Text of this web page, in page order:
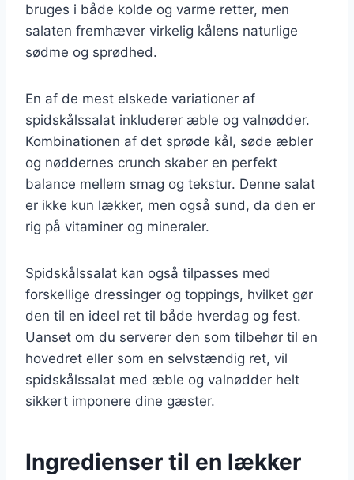
bruges i både kolde og varme retter, men
salaten fremhæver virkelig kålens naturlige
sødme og sprødhed.
En af de mest elskede variationer af
spidskålssalat inkluderer æble og valnødder.
Kombinationen af det sprøde kål, søde æbler
og nøddernes crunch skaber en perfekt
balance mellem smag og tekstur. Denne salat
er ikke kun lækker, men også sund, da den er
rig på vitaminer og mineraler.
Spidskålssalat kan også tilpasses med
forskellige dressinger og toppings, hvilket gør
den til en ideel ret til både hverdag og fest.
Uanset om du serverer den som tilbehør til en
hovedret eller som en selvstændig ret, vil
spidskålssalat med æble og valnødder helt
sikkert imponere dine gæster.
Ingredienser til en lækker